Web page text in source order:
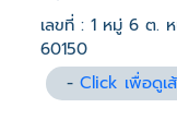
เลขที่ : 1 หมู่ 6 ต.
60150
-Click เพื่อดู